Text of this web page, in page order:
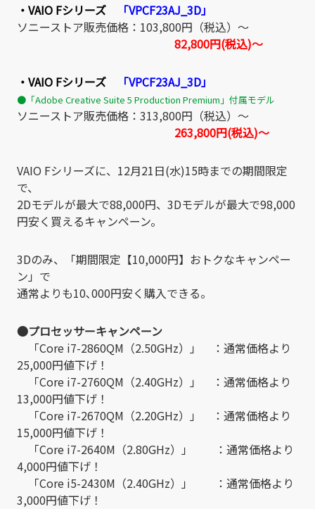
・VAIO Fシリーズ 「VPCF23AJ_3D」
ソニーストア販売価格：103,800円（税込）～
82,800円(税込)～
・VAIO Fシリーズ 「VPCF23AJ_3D」
●「Adobe Creative Suite 5 Production Premium」付属モデル
ソニーストア販売価格：313,800円（税込）～
263,800円(税込)～
VAIO Fシリーズに、12月21日(水)15時までの期間限定
で、
2Dモデルが最大で88,000円、3Dモデルが最大で98,000
円安く買えるキャンペーン。
3Dのみ、「期間限定【10,000円】おトクなキャンペー
ン」で
通常よりも10､000円安く購入できる。
●プロセッサーキャンペーン
「Core i7-2860QM（2.50GHz）」 ：通常価格より
25,000円値下げ！
「Core i7-2760QM（2.40GHz）」 ：通常価格より
13,000円値下げ！
「Core i7-2670QM（2.20GHz）」 ：通常価格より
15,000円値下げ！
「Core i7-2640M（2.80GHz）」 ：通常価格より
4,000円値下げ！
「Core i5-2430M（2.40GHz）」 ：通常価格より
3,000円値下げ！